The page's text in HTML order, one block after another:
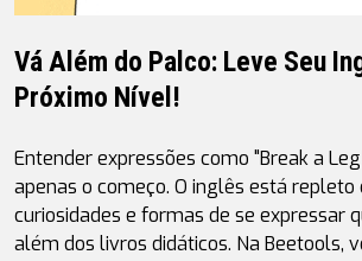
Vá Além do Palco: Leve Seu
Próximo Nível!
Entender expressões como "Break a
apenas o começo. O inglês está repleto
curiosidades e formas de se expressar
além dos livros didáticos. Na Beetools,